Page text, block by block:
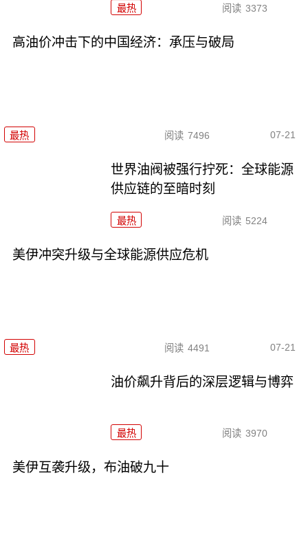
最热 阅读 3373
高油价冲击下的中国经济：承压与破局
最热 阅读 7496 07-21
世界油阀被强行拧死：全球能源
供应链的至暗时刻
最热 阅读 5224
美伊冲突升级与全球能源供应危机
最热 阅读 4491 07-21
油价飙升背后的深层逻辑与博弈
最热 阅读 3970
美伊互袭升级，布油破九十